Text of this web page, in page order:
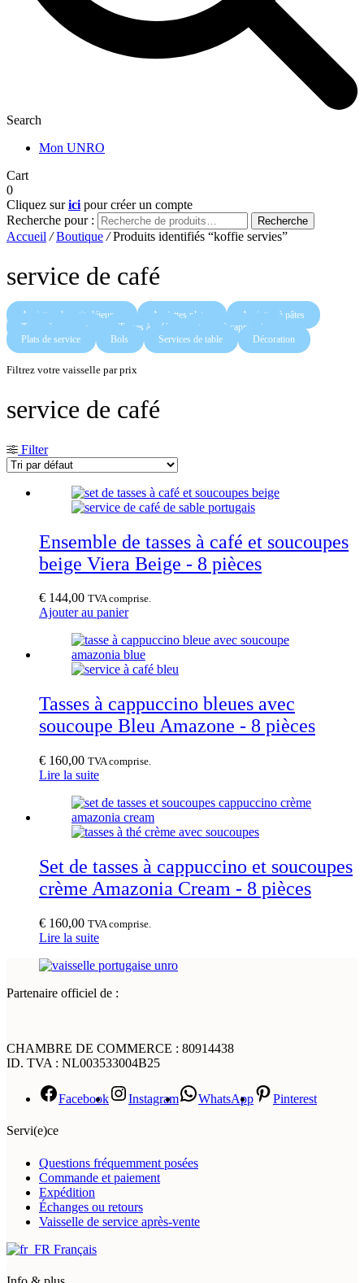
Search
Mon UNRO
Cart
0
Cliquez surici pour créer un compte
Recherche pour :
Recherche
Accueil / Boutique /Produits identifiés “koffie servies”
service de café
Assiettes de petit-déjeuner Assiettes plates
Assiettes à pâtes
Tasses à espresso
Tasses à café
tasses à cappuccino
Plats de service
Bols Services de table Décoration
Filtrez votre vaisselle par prix
service de café
Filter
Ensemble de tasses à café et soucoupes
beige Viera Beige - 8 pièces
€ 144,00 TVA comprise.
Ajouter au panier
Tasses à cappuccino bleues avec
soucoupe Bleu Amazone - 8 pièces
€ 160,00 TVA comprise.
Lire la suite
Set de tasses à cappuccino et soucoupes
crème Amazonia Cream - 8 pièces
€ 160,00 TVA comprise.
Lire la suite
Partenaire officiel de :
CHAMBRE DE COMMERCE : 80914438
ID. TVA : NL003533004B25
Facebook Instagram WhatsApp Pinterest
Servi(e)ce
Questions fréquemment posées
Commande et paiement
Expédition
Échanges ou retours
Vaisselle de service après-vente
Français